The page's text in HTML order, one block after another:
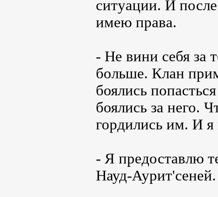
ситуации. И
имею права.
- Не вини себя за
больше. Клан
боялись
боялись за него.
гордились им. И
- Я предоставлю
Науд-